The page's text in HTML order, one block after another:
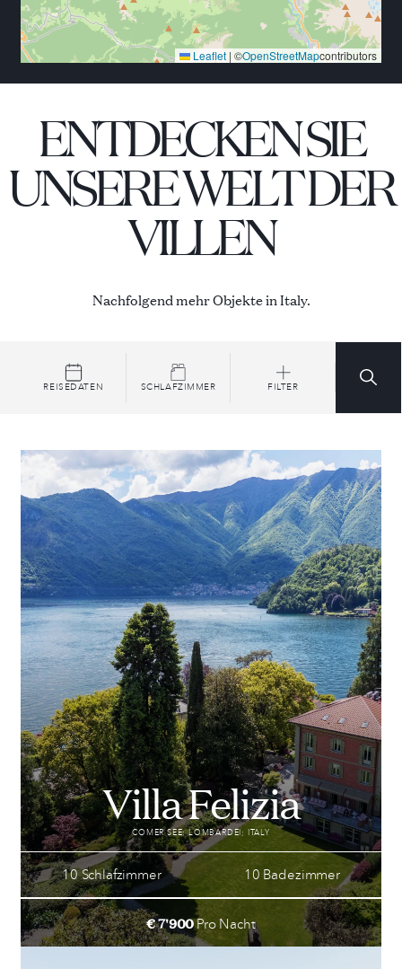
Leaflet | ©OpenStreetMapcontributors
ENTDECKEN SIE
UNSERE WELT DER
VILLEN
Nachfolgend mehr Objekte in Italy.
REISEDATEN SCHLAFZIMMER FILTER
Villa Felizia
COMER SEE; LOMBARDEI; ITALY
10 Schlafzimmer 10 Badezimmer
€ 7'900Pro Nacht